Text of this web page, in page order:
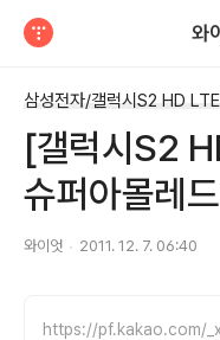
와
삼성전자/갤럭시S2 HD LTE
[갤럭시S2
슈퍼아몰레
와이엇 2011. 12. 7. 06:40
https://pf.kakao.com/